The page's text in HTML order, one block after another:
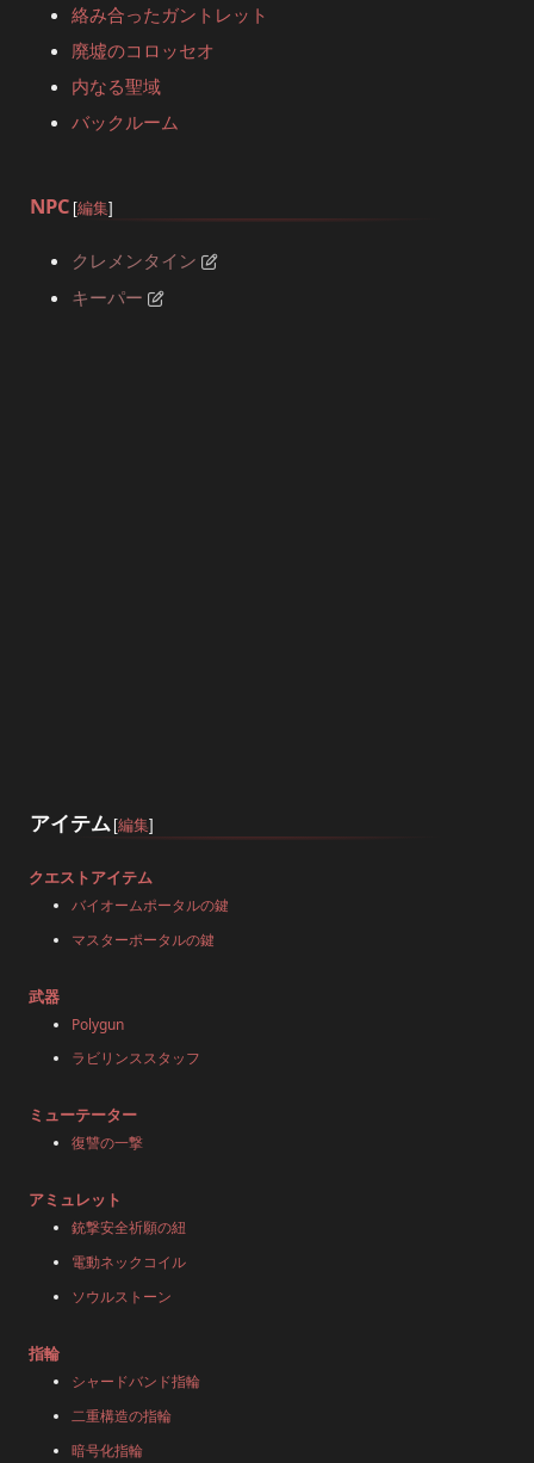
絡み合ったガントレット
廃墟のコロッセオ
内なる聖域
バックルーム
NPC [編集]
クレメンタイン
キーパー
アイテム [編集]
クエストアイテム
バイオームポータルの鍵
マスターポータルの鍵
武器
Polygun
ラビリンススタッフ
ミューテーター
復讐の一撃
アミュレット
銃撃安全祈願の紐
電動ネックコイル
ソウルストーン
指輪
シャードバンド指輪
二重構造の指輪
暗号化指輪